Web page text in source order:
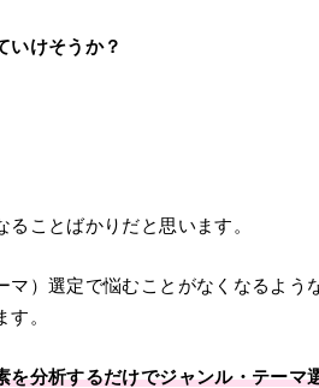
いけそうか？
ことばかりだと思います。
マ）選定で悩むことがなくなるよう
。
を分析するだけでジャンル・テーマ